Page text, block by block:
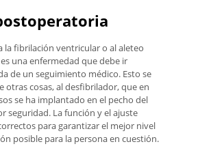
la fibrilación ventricular o al aleteo
una enfermedad que debe ir
de un seguimiento médico. Esto se
otras cosas, al desfibrilador, que en
se ha implantado en el pecho del
seguridad. La función y el ajuste
para garantizar el mejor nivel
posible para la persona en cuestión.